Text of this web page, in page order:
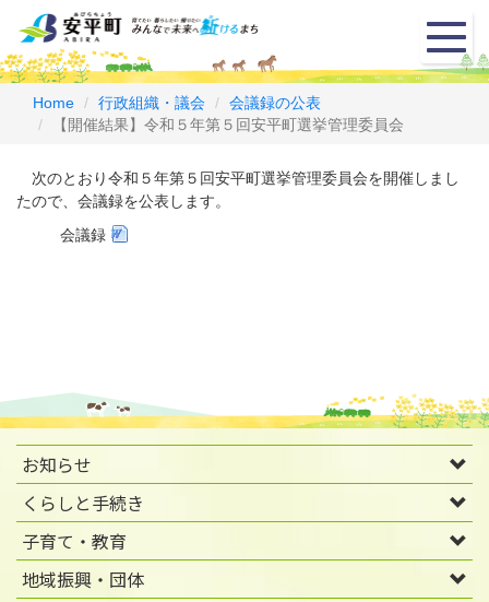
メ
ニ
ュ
Home 行政組織・議会
会議録の公表
【開催結果】令和５年第５回安平町選挙管理委員会
次のとおり令和５年第５回安平町選挙管理委員会を開催しまし
たので、会議録を公表します。
会議録
お知らせ
くらしと手続き
子育て・教育
地域振興・団体